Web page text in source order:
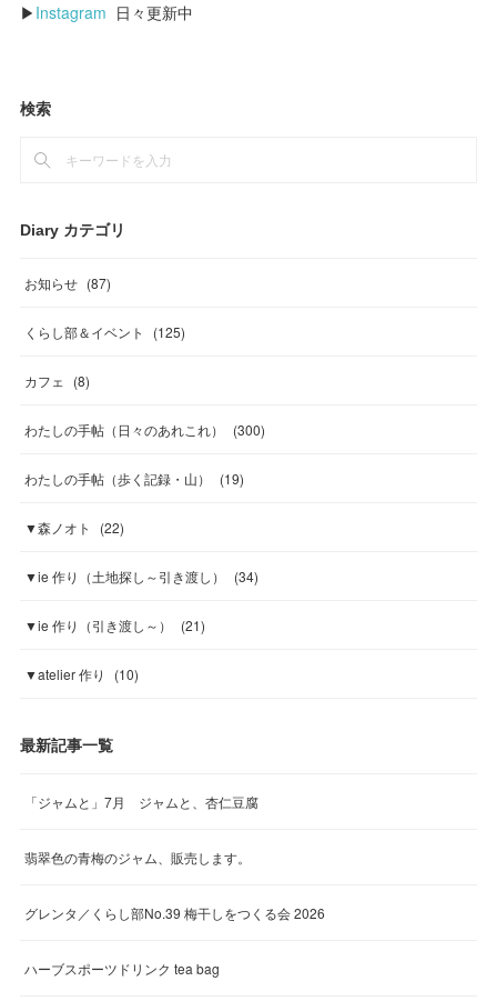
▶ Instagram 日々更新中
検索
Diary カテゴリ
お知らせ (87)
くらし部＆イベント (125)
カフェ (8)
わたしの手帖（日々のあれこれ） (300)
わたしの手帖（歩く記録・山） (19)
▼森ノオト (22)
▼ie 作り（土地探し～引き渡し） (34)
▼ie 作り（引き渡し～） (21)
▼atelier 作り (10)
最新記事一覧
「ジャムと」7月 ジャムと、杏仁豆腐
翡翠色の青梅のジャム、販売します。
グレンタ／くらし部No.39 梅干しをつくる会 2026
ハーブスポーツドリンク tea bag